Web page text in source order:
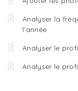
Analyser la
l’année
Analyser le
Analyser le